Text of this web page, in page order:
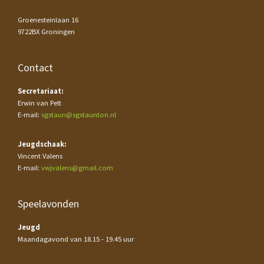
Groenesteinlaan 16
9722BX Groningen
Contact
Secretariaat:
Erwin van Pelt
E-mail: sgstaun@sgstaunton.nl
Jeugdschaak:
Vincent Valens
E-mail: vwjvalens@gmail.com
Speelavonden
Jeugd
Maandagavond van 18.15 - 19.45 uur